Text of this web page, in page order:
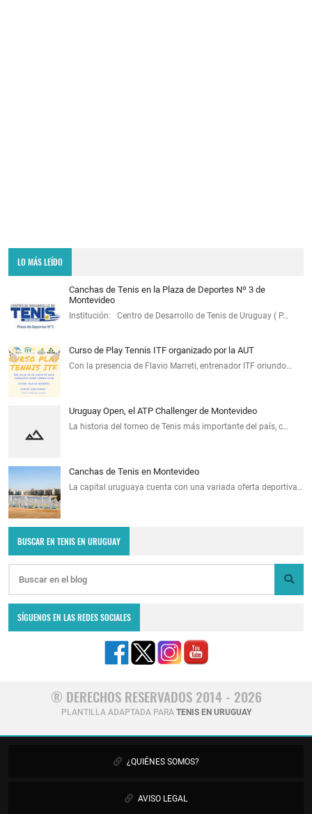
LO MÁS LEÍDO
Canchas de Tenis en la Plaza de Deportes Nº 3 de
Montevideo
Institución: Centro de Desarrollo de Tenis de Uruguay ( P…
Curso de Play Tennis ITF organizado por la AUT
Con la presencia de Flavio Marreti, entrenador ITF oriundo…
Uruguay Open, el ATP Challenger de Montevideo
La historia del torneo de Tenis más importante del país, c…
Canchas de Tenis en Montevideo
La capital uruguaya cuenta con una variada oferta deportiva…
BUSCAR EN TENIS EN URUGUAY
SÍGUENOS EN LAS REDES SOCIALES
® DERECHOS RESERVADOS 2014 - 2026
PLANTILLA ADAPTADA PARA TENIS EN URUGUAY
¿QUIÉNES SOMOS?
AVISO LEGAL